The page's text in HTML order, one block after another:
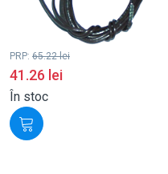
PRP: 65.22lei
41.26 lei
În stoc